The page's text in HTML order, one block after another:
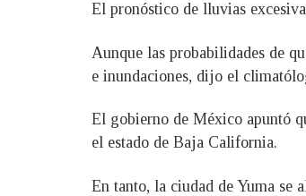
El pronóstico de lluvias
Aunque las probabilidades de
e inundaciones, dijo el
El gobierno de México apuntó
el estado de Baja California.
En tanto, la ciudad de Yuma se